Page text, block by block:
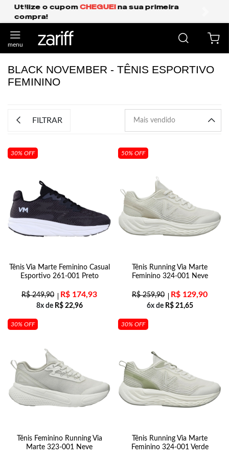
Frete Grátis Expresso para o Sul e São Paulo.
anterior
BLACK NOVEMBER - TÊNIS ESPORTIVO
FEMININO
FILTRAR
30% OFF
Tênis Via Marte Feminino Casual
Esportivo 261-001 Preto
R$249,90 R$ 174,93
8x de R$22,96
50% OFF
Tênis Running Via Marte
Feminino 324-001 Neve
R$259,90 R$ 129,90
6x de R$21,65
30% OFF
Tênis Feminino Running Via
Marte 323-001 Neve
30% OFF
Tênis Running Via Marte
Feminino 324-001 Verde